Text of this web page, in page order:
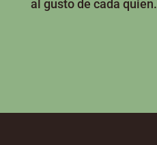
al gusto de cada quien.